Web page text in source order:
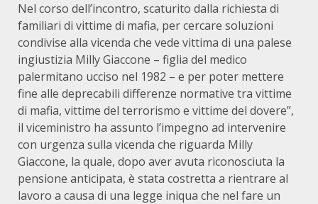
Nel corso dell’incontro, scaturito dalla richiesta di
familiari di vittime di mafia, per cercare soluzioni
condivise alla vicenda che vede vittima di una palese
ingiustizia Milly Giaccone – figlia del medico
palermitano ucciso nel 1982 – e per poter mettere
fine alle deprecabili differenze normative tra vittime
di mafia, vittime del terrorismo e vittime del dovere”,
il viceministro ha assunto l’impegno ad intervenire
con urgenza sulla vicenda che riguarda Milly
Giaccone, la quale, dopo aver avuta riconosciuta la
pensione anticipata, è stata costretta a rientrare al
lavoro a causa di una legge iniqua che nel fare un